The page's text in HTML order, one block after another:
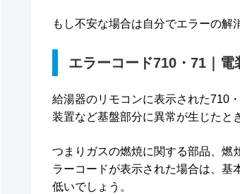
もし不安な場合は自分でエラーの解
エラーコード710・71｜
給湯器のリモコンに表示された710
装置など基盤部分に異常が生じたと
つまりガスの燃焼に関する部品、燃
ラーコードが表示された場合は、基
低いでしょう。